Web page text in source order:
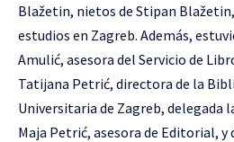
Blažetin, nietos de Stipan Blažetin,
estudios en Zagreb. Además,
Amulić, asesora del Servicio de
Tatijana Petrić, directora de la
Universitaria de Zagreb, delegada
Maja Petrić, asesora de Editorial,